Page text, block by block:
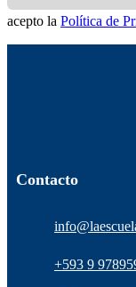
acepto la Política de
Contacto
+593 9